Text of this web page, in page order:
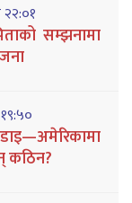
सम्झनामा
कठिन?